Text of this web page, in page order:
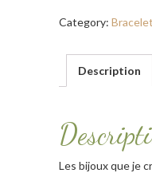
Category:
Description
Les bijoux que je